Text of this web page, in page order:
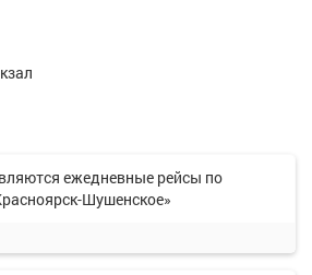
ежедневные рейсы по
Шушенское»